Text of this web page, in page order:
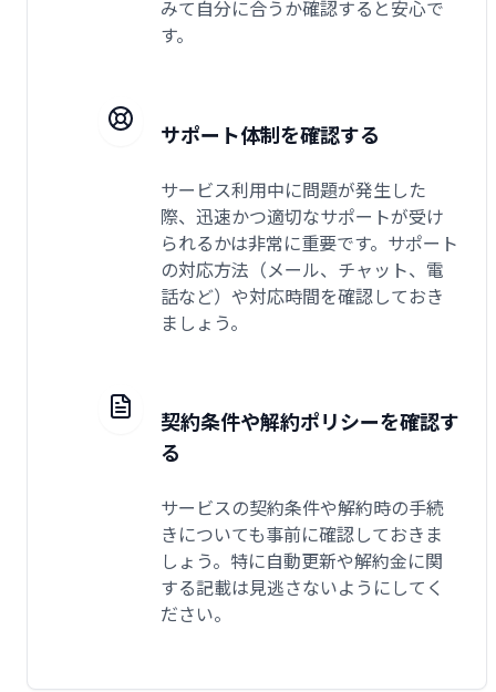
みて自分に合うか確認すると安心で
す。
サポート体制を確認する
サービス利用中に問題が発生した
際、迅速かつ適切なサポートが受け
られるかは非常に重要です。サポート
の対応方法（メール、チャット、電
話など）や対応時間を確認しておき
ましょう。
契約条件や解約ポリシーを確認す
る
サービスの契約条件や解約時の手続
きについても事前に確認しておきま
しょう。特に自動更新や解約金に関
する記載は見逃さないようにしてく
ださい。